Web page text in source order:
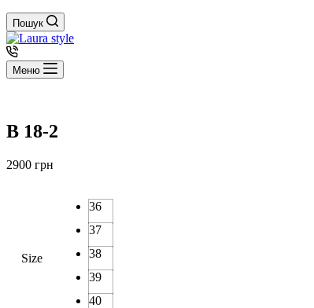
Пошук
Меню
B 18-2
2900 грн
Size
36
37
38
39
40